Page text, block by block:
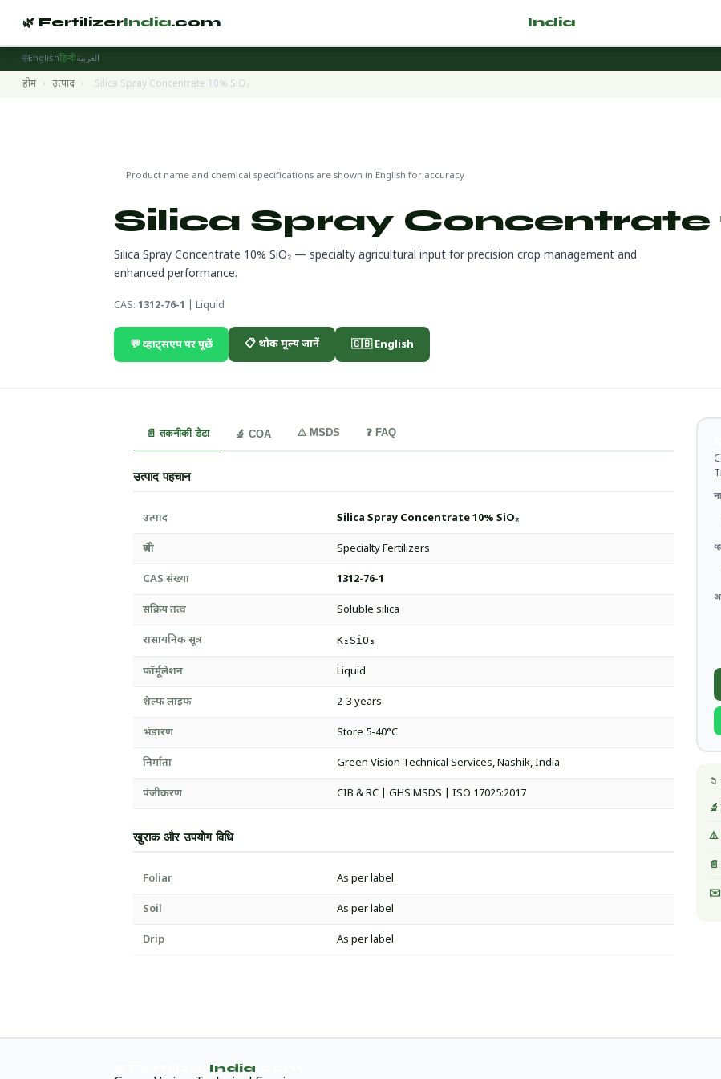
🌿 FertilizerIndia.com India.com
🌐Englishहिन्दीالعربية
होम › उत्पाद › Silica Spray Concentrate 10% SiO₂
Product name and chemical specifications are shown in English for accuracy
Silica Spray Concentrate
Silica Spray Concentrate 10% SiO₂ — specialty agricultural input for precision crop management and
enhanced performance.
CAS: 1312-76-1 | Liquid
💬 व्हाट्सएप पर पूछें 📋 थोक मूल्य जानें 🇬🇧 English
📄 तकनीकी डेटा 🔬 COA ⚠️ MSDS ❓ FAQ
उत्पाद पहचान
उत्पाद Silica Spray Concentrate 10% SiO₂
श्रेणी Specialty Fertilizers
CAS संख्या 1312-76-1
सक्रिय तत्व Soluble silica
रासायनिक सूत्र K₂SiO₃
फॉर्मूलेशन Liquid
शेल्फ लाइफ 2-3 years
भंडारण Store 5-40°C
निर्माता Green Vision Technical Services, Nashik, India
पंजीकरण CIB & RC | GHS MSDS | ISO 17025:2017
खुराक और उपयोग विधि
Foliar As per label
Soil As per label
Drip As per label
⚠️
✉️
India